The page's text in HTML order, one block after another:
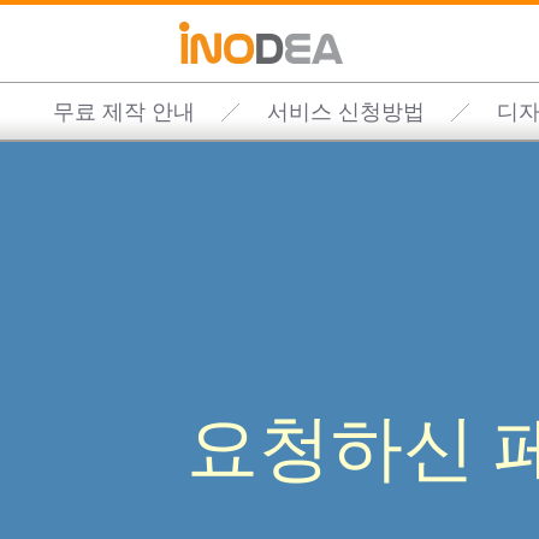
무료 제작 안내 서비스 신청방법 디
요청하신